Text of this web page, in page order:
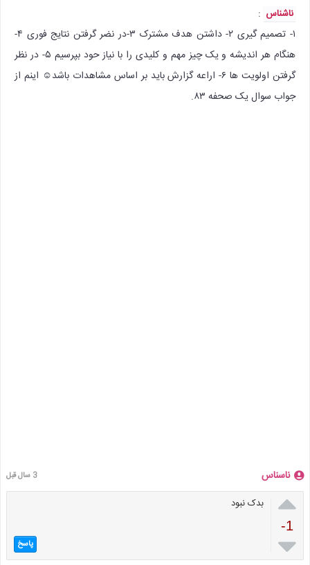
ناشناس :‌
۱- تصمیم گیری ۲- داشتن هدف مشترک ۳-در نضر گرفتن نتایج فوری ۴-
هنگام هر اندیشه و یک چیز مهم و کلیدی را با نیاز حود بپرسیم ۵- در نظر
گرفتن اولویت ها ۶- اراعه گزارش باید بر اساس مشاهدات باشد☺ اینم از
جواب سوال یک صحفه ۸۳.
ناسناس 3 سال قبل

-1

بدک نبود
پاسخ